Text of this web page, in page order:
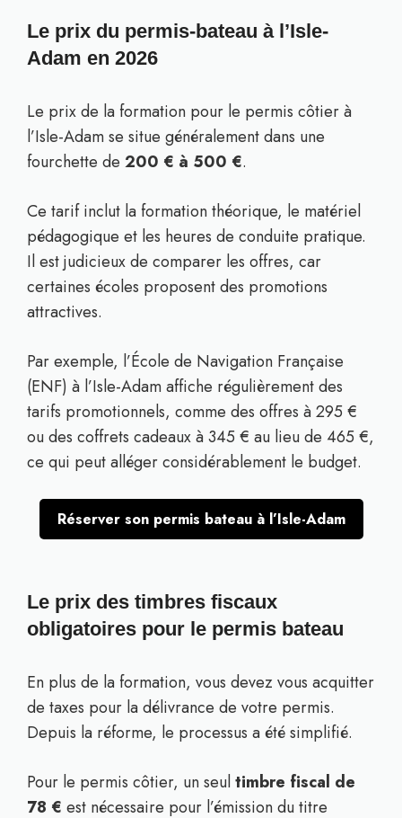
Le prix du permis-bateau à l’Isle-
Adam en 2026
Le prix de la formation pour le permis côtier à
l’Isle-Adam se situe généralement dans une
fourchette de 200 € à 500 €.
Ce tarif inclut la formation théorique, le matériel
pédagogique et les heures de conduite pratique.
Il est judicieux de comparer les offres, car
certaines écoles proposent des promotions
attractives.
Par exemple, l’École de Navigation Française
(ENF) à l’Isle-Adam affiche régulièrement des
tarifs promotionnels, comme des offres à 295 €
ou des coffrets cadeaux à 345 € au lieu de 465 €,
ce qui peut alléger considérablement le budget.
Réserver son permis bateau à l’Isle-Adam
Le prix des timbres fiscaux
obligatoires pour le permis bateau
En plus de la formation, vous devez vous acquitter
de taxes pour la délivrance de votre permis.
Depuis la réforme, le processus a été simplifié.
Pour le permis côtier, un seultimbre fiscal de
78 € est nécessaire pour l’émission du titre